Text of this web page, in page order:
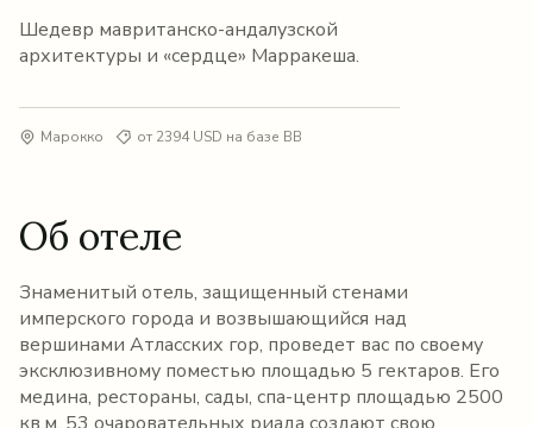
Шедевр мавританско-андалузской
архитектуры и «сердце» Марракеша.
Марокко от 2394 USD на базе BB
Об отеле
Знаменитый отель, защищенный стенами
имперского города и возвышающийся над
вершинами Атласских гор, проведет вас по своему
эксклюзивному поместью площадью 5 гектаров. Его
медина, рестораны, сады, спа-центр площадью 2500